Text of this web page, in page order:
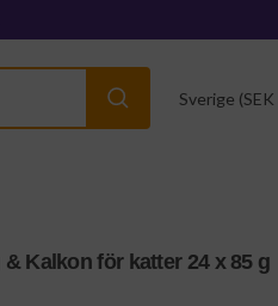
Land/
Kalkon för katter 24 x 85 g